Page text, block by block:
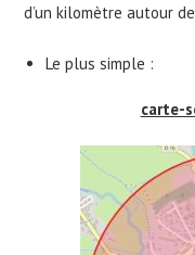
d’un kilomètre autour
Le plus simple :
carte-